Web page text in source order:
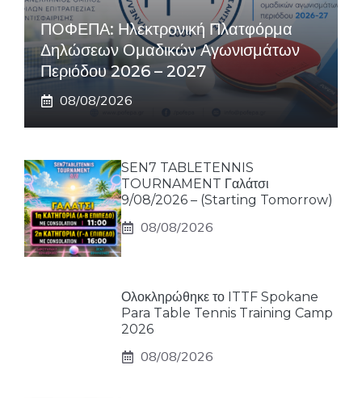
ΠΟΦΕΠΑ: Ηλεκτρονική Πλατφόρμα
Δηλώσεων Ομαδικών Αγωνισμάτων
Περιόδου 2026 – 2027
08/08/2026
SEN7 TABLETENNIS
TOURNAMENT Γαλάτσι
9/08/2026 – (Starting Tomorrow)
08/08/2026
Ολοκληρώθηκε το ITTF Spokane
Para Table Tennis Training Camp
2026
08/08/2026